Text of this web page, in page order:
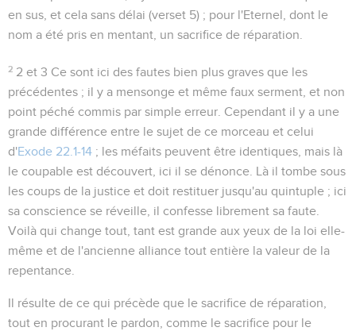
en sus, et cela sans délai (verset 5) ; pour l'Eternel, dont le
nom a été pris en mentant, un sacrifice de réparation.
2 2 et 3 Ce sont ici des fautes bien plus graves que les
précédentes ; il y a mensonge et même faux serment, et non
point péché commis par simple erreur. Cependant il y a une
grande différence entre le sujet de ce morceau et celui
d'Exode 22.1-14 ; les méfaits peuvent être identiques, mais là
le coupable est découvert, ici il se dénonce. Là il tombe sous
les coups de la justice et doit restituer jusqu'au quintuple ; ici
sa conscience se réveille, il confesse librement sa faute.
Voilà qui change tout, tant est grande aux yeux de la loi elle-
même et de l'ancienne alliance tout entière la valeur de la
repentance.
Il résulte de ce qui précède que le sacrifice de réparation,
tout en procurant le pardon, comme le sacrifice pour le